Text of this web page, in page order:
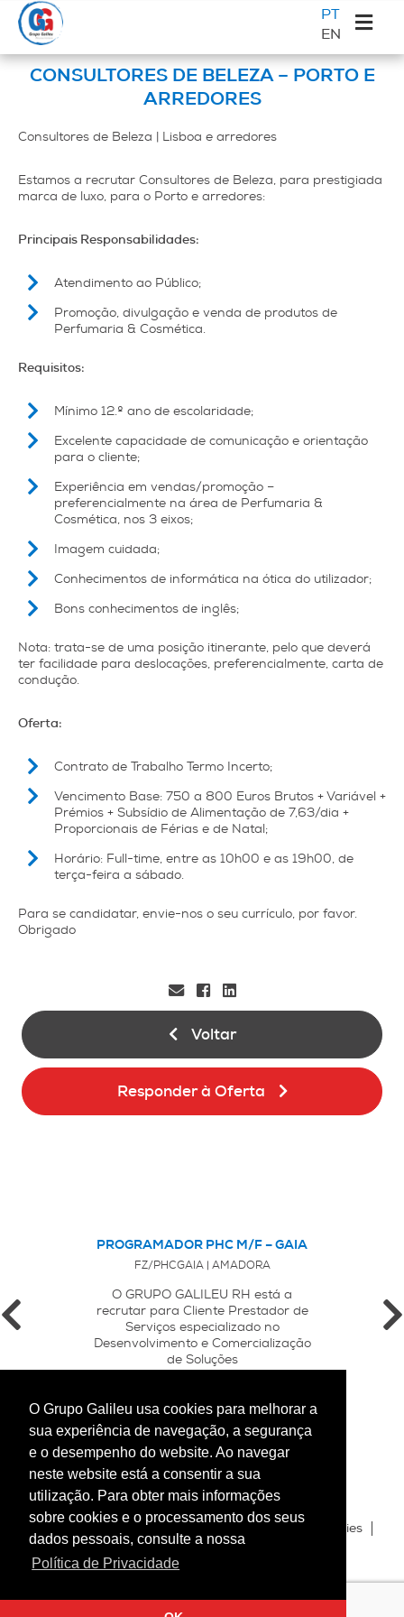
O Grupo Galileu usa cookies para melhorar a
sua experiência de navegação, a segurança
e o desempenho do website. Ao navegar
neste website está a consentir a sua
utilização. Para obter mais informações
sobre cookies e o processamento dos seus
dados pessoais, consulte a nossa
Política de Privacidade
Saltar
para
o
menu
Skip
main
content
Saltar
para
a
barra
Galileu
PT
EN
CONSULTORES DE BELEZA – PORTO E
ARREDORES
Consultores de Beleza | Lisboa e arredores
Estamos a recrutar Consultores de Beleza, para prestigiada
marca de luxo, para o Porto e arredores:
Principais Responsabilidades:
Atendimento ao Público;
Promoção, divulgação e venda de produtos de
Perfumaria & Cosmética.
Requisitos:
Mínimo 12.º ano de escolaridade;
Excelente capacidade de comunicação e orientação
para o cliente;
Experiência em vendas/promoção –
preferencialmente na área de Perfumaria &
Cosmética, nos 3 eixos;
Imagem cuidada;
Conhecimentos de informática na ótica do utilizador;
Bons conhecimentos de inglês;
Nota: trata-se de uma posição itinerante, pelo que deverá
ter facilidade para deslocações, preferencialmente, carta de
condução.
Oferta:
Contrato de Trabalho Termo Incerto;
Vencimento Base: 750 a 800 Euros Brutos + Variável +
Prémios + Subsídio de Alimentação de 7,63/dia +
Proporcionais de Férias e de Natal;
Horário: Full-time, entre as 10h00 e as 19h00, de
terça-feira a sábado.
Para se candidatar, envie-nos o seu currículo, por favor.
Obrigado
Voltar
Responder à Oferta
Sidebar
primária
PROGRAMADOR PHC M/F – GAIA
FZ/PHCGAIA | AMADORA
O GRUPO GALILEU RH está a
recrutar para Cliente Prestador de
Serviços especializado no
Desenvolvimento e Comercialização
de Soluções
Tecnológicas/Softwares de Gestão, ...
Política de Privacidade
Política de Cookies
Mapa do Site
Livro de Reclamações
Canal de Denúncia_Galileu Temporário